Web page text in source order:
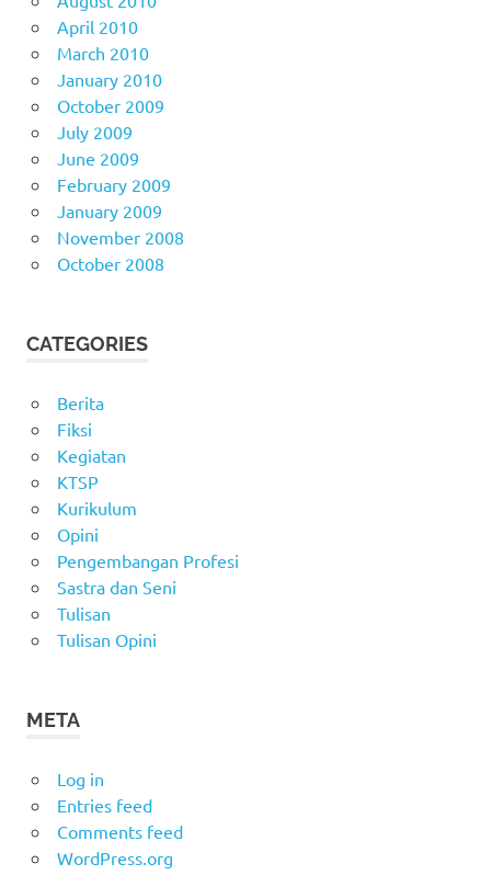
April 2010
March 2010
January 2010
October 2009
July 2009
June 2009
February 2009
January 2009
November 2008
October 2008
CATEGORIES
Berita
Fiksi
Kegiatan
KTSP
Kurikulum
Opini
Pengembangan Profesi
Sastra dan Seni
Tulisan
Tulisan Opini
META
Log in
Entries feed
Comments feed
WordPress.org